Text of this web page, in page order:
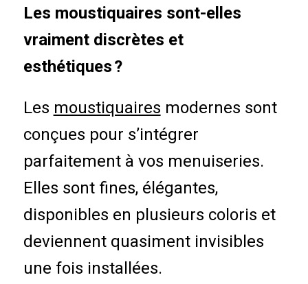
Les moustiquaires sont-elles
vraiment discrètes et
esthétiques ?
Les moustiquaires modernes sont
conçues pour s’intégrer
parfaitement à vos menuiseries.
Elles sont fines, élégantes,
disponibles en plusieurs coloris et
deviennent quasiment invisibles
une fois installées.